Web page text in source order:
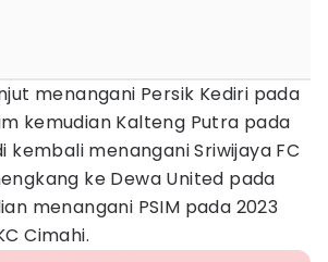
menangani Persik Kediri pada
kemudian Kalteng Putra pada
kembali menangani Sriwijaya FC
ke Dewa United pada
menangani PSIM pada 2023
Cimahi.